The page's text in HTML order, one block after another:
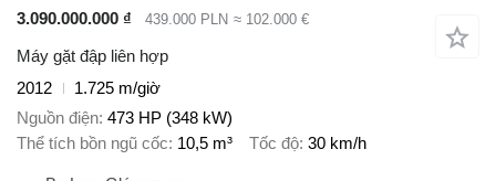
3.090.000.000 ₫
439.000 PLN ≈ 102.000 €
Máy gặt đập liên hợp
2012
1.725 m/giờ
Nguồn điện 473 HP (348 kW)
Thể tích bồn ngũ cốc 10,5 m³ Tốc độ 30 km/h